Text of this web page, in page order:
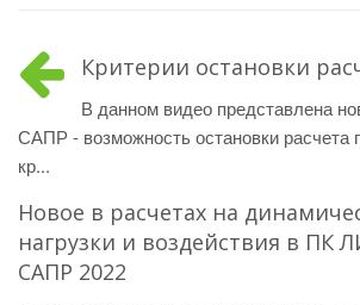
Критерии остановки
В данном видео представлена
САПР - возможность остановки расчета
кр...
Новое в расчетах на
нагрузки и воздействия в ПК
САПР 2022